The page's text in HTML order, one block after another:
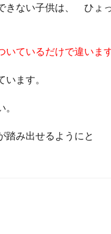
きない子供は、 ひょ
いているだけで違いま
います。
。
み出せるようにと